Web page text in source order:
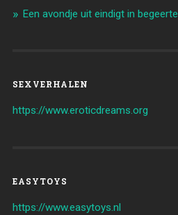
Een avondje uit eindigt in begeerte
SEXVERHALEN
https://www.eroticdreams.org
EASYTOYS
https://www.easytoys.nl